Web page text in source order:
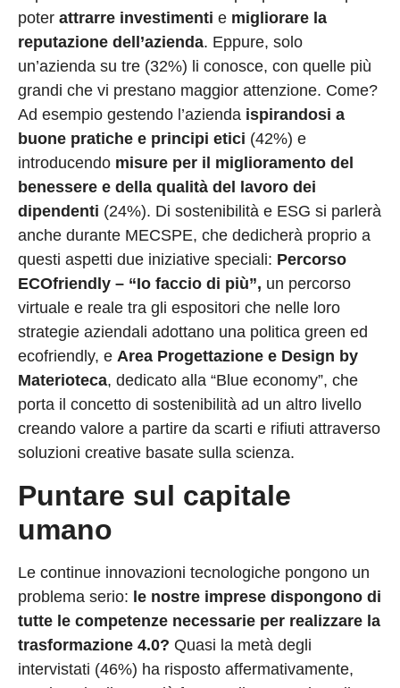
poter attrarre investimenti e migliorare la
reputazione dell’azienda. Eppure, solo
un’azienda su tre (32%) li conosce, con quelle più
grandi che vi prestano maggior attenzione. Come?
Ad esempio gestendo l’azienda ispirandosi a
buone pratiche e principi etici (42%) e
introducendo misure per il miglioramento del
benessere e della qualità del lavoro dei
dipendenti (24%). Di sostenibilità e ESG si parlerà
anche durante MECSPE, che dedicherà proprio a
questi aspetti due iniziative speciali: Percorso
ECOfriendly – “Io faccio di più”, un percorso
virtuale e reale tra gli espositori che nelle loro
strategie aziendali adottano una politica green ed
ecofriendly, e Area Progettazione e Design by
Materioteca, dedicato alla “Blue economy”, che
porta il concetto di sostenibilità ad un altro livello
creando valore a partire da scarti e rifiuti attraverso
soluzioni creative basate sulla scienza.
Puntare sul capitale
umano
Le continue innovazioni tecnologiche pongono un
problema serio: le nostre imprese dispongono di
tutte le competenze necessarie per realizzare la
trasformazione 4.0? Quasi la metà degli
intervistati (46%) ha risposto affermativamente,